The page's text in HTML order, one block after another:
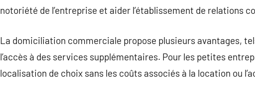
notoriété de l’entreprise et aider l’établissement de relations
La domiciliation commerciale propose plusieurs avantages,
l’accès à des services supplémentaires. Pour les petites
localisation de choix sans les coûts associés à la location ou